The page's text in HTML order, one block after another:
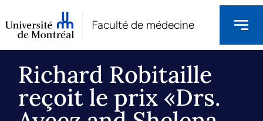
Faculté de médecine
Richard Robitaille
reçoit le prix «Drs.